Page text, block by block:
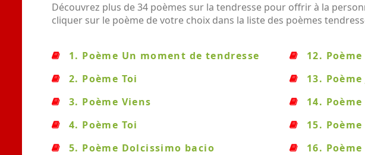
Découvrez plus de 34 poèmes sur la tendresse pour offrir à la
cliquer sur le poème de votre choix dans la liste des poèmes
1. Poème Un moment de tendresse
2. Poème Toi
3. Poème Viens
4. Poème Toi
5. Poème Dolcissimo bacio
12.
13.
14.
15.
16. Poème